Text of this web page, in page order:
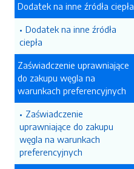
Dodatek na inne źródła ciepła
Dodatek na inne źródła
ciepła
Zaświadczenie uprawniające
do zakupu węgla na
warunkach preferencyjnych
Zaświadczenie
uprawniające do zakupu
węgla na warunkach
preferencyjnych